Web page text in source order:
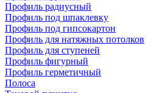
Профиль радиусный
Профиль под шпаклевку
Профиль под гипсокартон
Профиль для натяжных потолков
Профиль для ступеней
Профиль фигурный
Профиль герметичный
Полоса